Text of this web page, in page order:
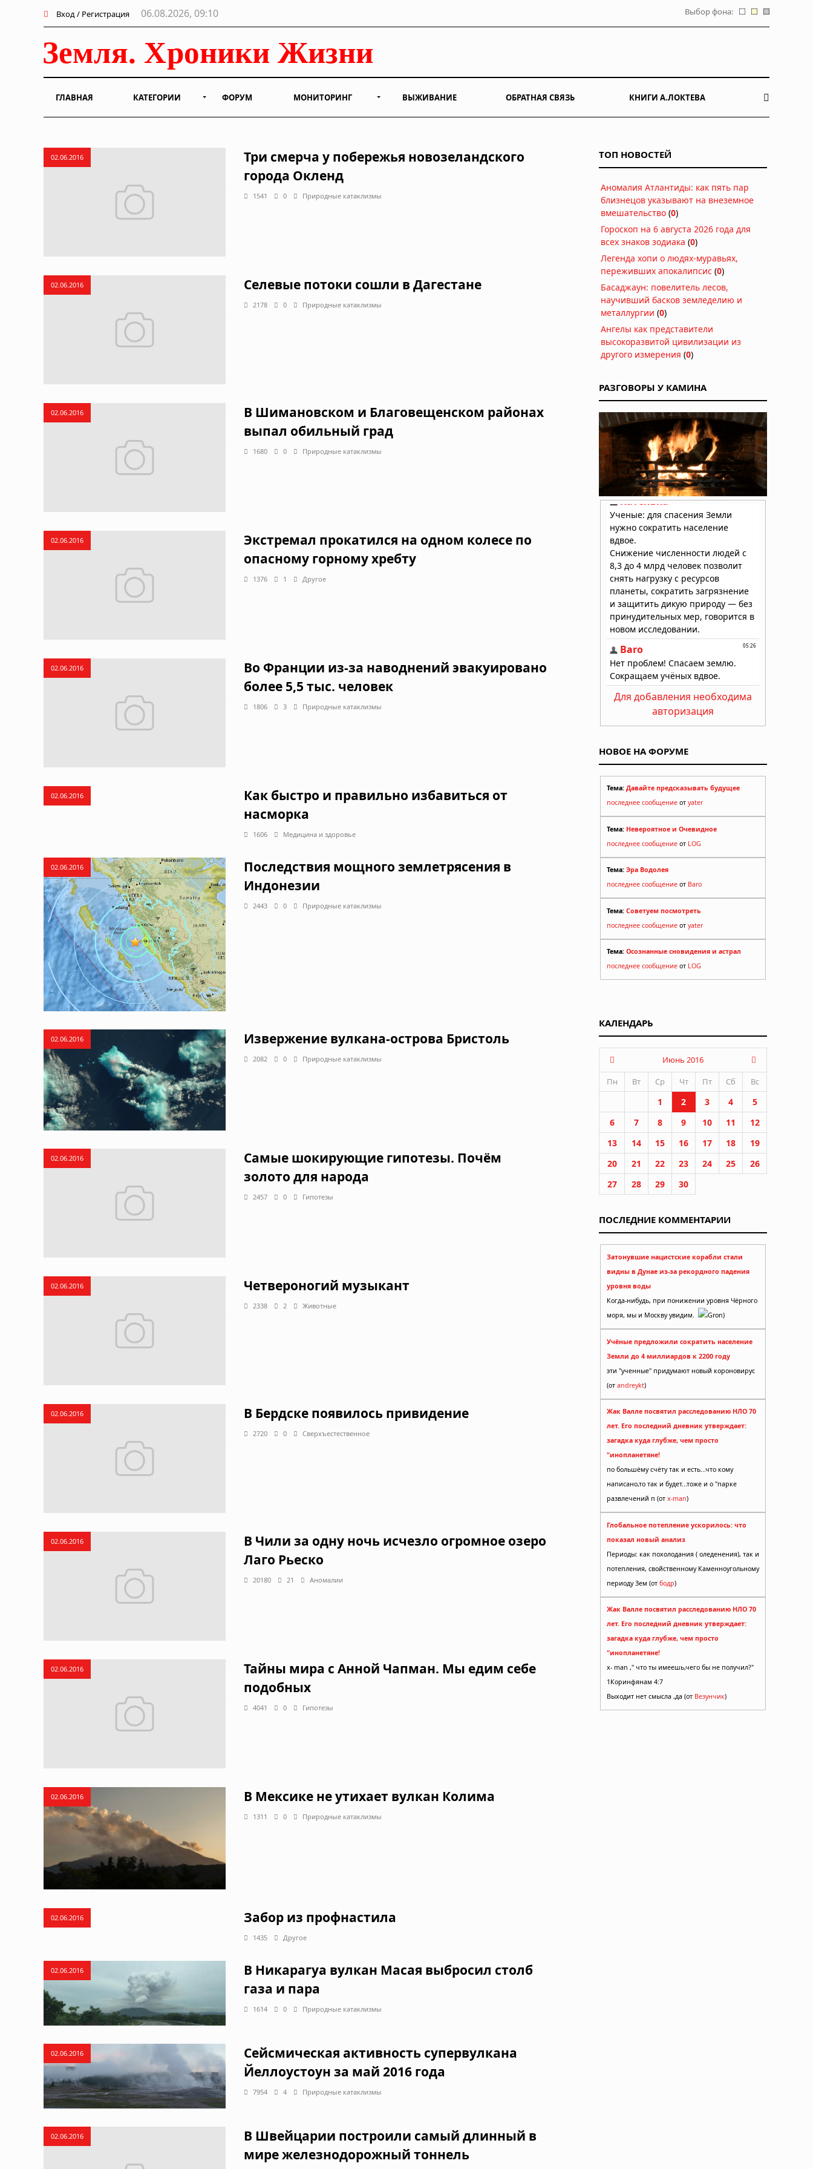
Вход / Регистрация 06.08.2026, 09:10 Выбор фона:
ГЛАВНАЯ КАТЕГОРИИ ФОРУМ МОНИТОРИНГ ВЫЖИВАНИЕ ОБРАТНАЯ СВЯЗЬ КНИГИ А.ЛОКТЕВА
02.06.2016
Три смерча у побережья новозеландского
города Окленд
1541 0 Природные катаклизмы
02.06.2016 Селевые потоки сошли в Дагестане
2178 0 Природные катаклизмы
02.06.2016
В Шимановском и Благовещенском районах
выпал обильный град
1680 0 Природные катаклизмы
02.06.2016
Экстремал прокатился на одном колесе по
опасному горному хребту
1376 1 Другое
02.06.2016
Во Франции из-за наводнений эвакуировано
более 5,5 тыс. человек
1806 3 Природные катаклизмы
02.06.2016
Как быстро и правильно избавиться от
насморка
1606 Медицина и здоровье
02.06.2016
Последствия мощного землетрясения в
Индонезии
2443 0 Природные катаклизмы
02.06.2016 Извержение вулкана-острова Бристоль
2082 0 Природные катаклизмы
02.06.2016
Самые шокирующие гипотезы. Почём
золото для народа
2457 0 Гипотезы
02.06.2016 Четвероногий музыкант
2338 2 Животные
02.06.2016 В Бердске появилось привидение
2720 0 Сверхъестественное
02.06.2016
В Чили за одну ночь исчезло огромное озеро
Лаго Рьеско
20180 21 Аномалии
02.06.2016
Тайны мира с Анной Чапман. Мы едим себе
подобных
4041 0 Гипотезы
02.06.2016 В Мексике не утихает вулкан Колима
1311 0 Природные катаклизмы
02.06.2016 Забор из профнастила
1435 Другое
02.06.2016
В Никарагуа вулкан Масая выбросил столб
газа и пара
1614 0 Природные катаклизмы
02.06.2016
Сейсмическая активность супервулкана
Йеллоустоун за май 2016 года
7954 4 Природные катаклизмы
02.06.2016
В Швейцарии построили самый длинный в
мире железнодорожный тоннель
ТОП НОВОСТЕЙ
Аномалия Атлантиды: как пять пар
близнецов указывают на внеземное
вмешательство (0)
Гороскоп на 6 августа 2026 года для
всех знаков зодиака (0)
Легенда хопи о людях-муравьях,
переживших апокалипсис (0)
Басаджаун: повелитель лесов,
научивший басков земледелию и
металлургии (0)
Ангелы как представители
высокоразвитой цивилизации из
другого измерения (0)
РАЗГОВОРЫ У КАМИНА
Для добавления необходима
авторизация
НОВОЕ НА ФОРУМЕ
Тема: Давайте предсказывать будущее
последнее сообщение от yater
Тема: Невероятное и Очевидное
последнее сообщение от LOG
Тема: Эра Водолея
последнее сообщение от Baro
Тема: Советуем посмотреть
последнее сообщение от yater
Тема: Осознанные сновидения и астрал
последнее сообщение от LOG
КАЛЕНДАРЬ
Июнь 2016
Пн
Вт Ср Чт Пт Сб Вс
1 2 3 4
5
6
7 8 9 10 11
12
13
14 15 16 17 18
19
20
21 22 23 24 25
26
27
28 29 30
ПОСЛЕДНИЕ КОММЕНТАРИИ
Затонувшие нацистские корабли стали
видны в Дунае из-за рекордного падения
уровня воды
Когда-нибудь, при понижении уровня Чёрного
моря, мы и Москву увидим.
Gron)
Учёные предложили сократить население
Земли до 4 миллиардов к 2200 году
эти "ученные" придумают новый короновирус
(от andreykt)
Жак Валле посвятил расследованию НЛО 70
лет. Его последний дневник утверждает:
загадка куда глубже, чем просто
"инопланетяне!
по большёму счёту так и есть...что кому
написано,то так и будет...тоже и о "парке
развлечений п (от x-man)
Глобальное потепление ускорилось: что
показал новый анализ
Периоды: как похолодания ( оледенения), так и
потепления, свойственному Каменноугольному
периоду Зем (от бодр)
Жак Валле посвятил расследованию НЛО 70
лет. Его последний дневник утверждает:
загадка куда глубже, чем просто
"инопланетяне!
x- man ," что ты имеешь,чего бы не получил?"
1Коринфянам 4:7
Выходит нет смысла ,да (от Везунчик)